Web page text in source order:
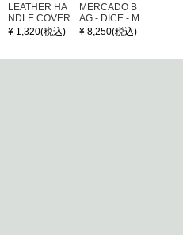
LEATHER HA
NDLE COVER
¥ 1,320(税込)
MERCADO B
AG - DICE - M
OSAIC - Copp
er / Navy / Mint
¥ 8,250(税込)